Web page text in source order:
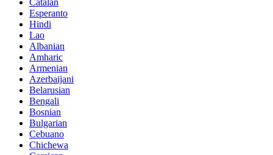
Catalan
Esperanto
Hindi
Lao
Albanian
Amharic
Armenian
Azerbaijani
Belarusian
Bengali
Bosnian
Bulgarian
Cebuano
Chichewa